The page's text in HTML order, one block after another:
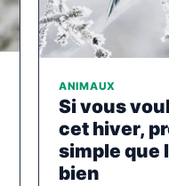
ANIMAUX
Si vous
cet hiver,
simple que
bien